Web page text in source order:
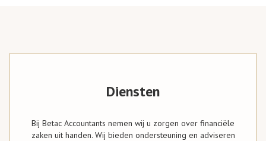
Diensten
Bij Betac Accountants nemen wij u zorgen over financiële
zaken uit handen. Wij bieden ondersteuning en adviseren